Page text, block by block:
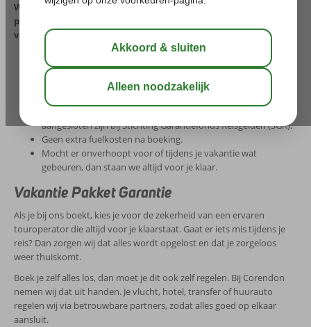
Wij verzorgen met veel plezier jouw vakantie! Kies je voor een
pakketreis, dan ga je goed voorbereid en ontspannen op
vakantie want:
Je vlucht, accommodatie en eventuele extra’s zijn in één keer
vooraf geregeld.
Geen verborgen kosten, je weet van tevoren precies waar je
aan toe bent.
aangesloten zijn bij Stichting Garantiefonds Reisgelden (SGR).
Geen extra fuelkosten na boeking.
Mocht er onverhoopt voor of tijdens je vakantie wat
gebeuren, dan staan we altijd voor je klaar.
Vakantie Pakket Garantie
Als je bij ons boekt, kies je voor de zekerheid van een ervaren
touroperator die altijd voor je klaarstaat. Gaat er iets mis tijdens je
reis? Dan zorgen wij dat alles wordt opgelost en dat je zorgeloos
weer thuiskomt.
Boek je zelf alles los, dan moet je dit ook zelf regelen. Bij Corendon
nemen wij dat uit handen. Je vlucht, hotel, transfer of huurauto
regelen wij via betrouwbare partners, zodat alles goed op elkaar
aansluit.